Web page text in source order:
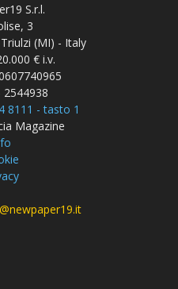
S.r.l.
3
(MI) - Italy
€ i.v.
2544938
8111 - tasto 1
Magazine